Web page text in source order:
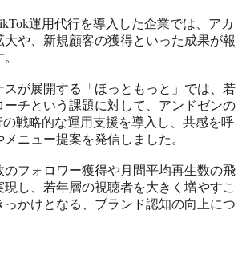
運用代行を導入した企業では、アカ
大や、新規顧客の獲得といった成果が報
スが展開する「ほっともっと」では、若
ーチという課題に対して、アンドゼンの
の戦略的な運用支援を導入し、共感を呼
ニュー提案を発信しました。
のフォロワー獲得や月間平均再生数の飛
現し、若年層の視聴者を大きく増やすこ
っかけとなる、ブランド認知の向上につ